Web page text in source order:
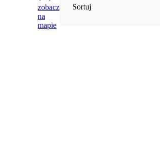
zobacz
na
mapie
Sortuj